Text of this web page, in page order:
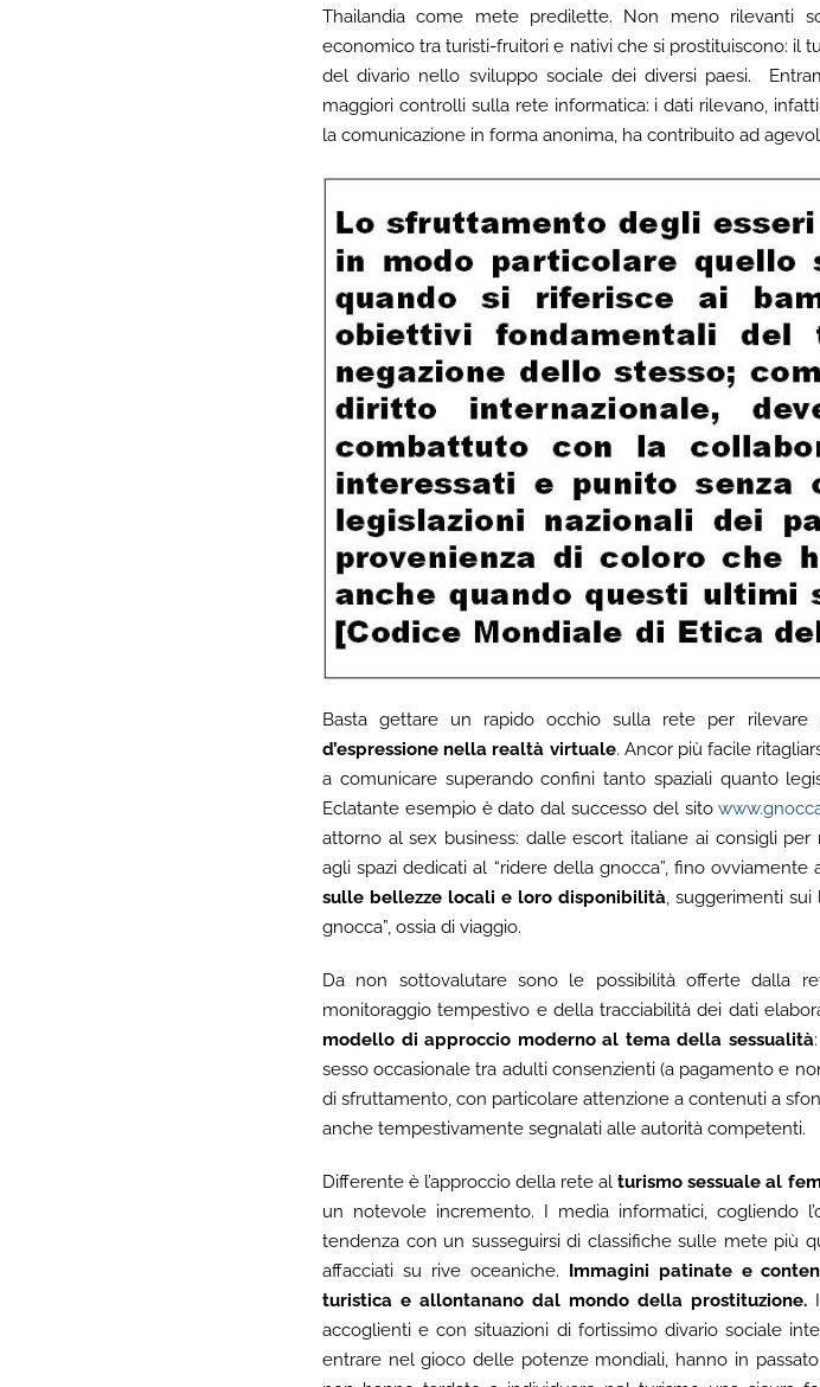
Thailandia come mete predilette. Non meno rilevanti
economico tra turisti-fruitori e nativi che si prostituiscono: il
del divario nello sviluppo sociale dei diversi paesi.
maggiori controlli sulla rete informatica: i dati rilevano,
la comunicazione in forma anonima, ha contribuito ad
Basta gettare un rapido occhio sulla rete per rilevare
d’espressione nella realtà virtuale. Ancor più facile
a comunicare superando confini tanto spaziali quanto
Eclatante esempio è dato dal successo del sito
attorno al sex business: dalle escort italiane ai consigli
agli spazi dedicati al “ridere della gnocca”, fino ovviamente
sulle bellezze locali e loro disponibilità, suggerimenti
gnocca”, ossia di viaggio.
Da non sottovalutare sono le possibilità offerte dalla
monitoraggio tempestivo e della tracciabilità dei dati
modello di approccio moderno al tema della sessualità
sesso occasionale tra adulti consenzienti (a pagamento e
di sfruttamento, con particolare attenzione a contenuti a
anche tempestivamente segnalati alle autorità competenti.
Differente è l’approccio della rete alturismo sessuale al
un notevole incremento. I media informatici, cogliendo
tendenza con un susseguirsi di classifiche sulle mete più
affacciati su rive oceaniche. Immagini patinate e
turistica e allontanano dal mondo della prostituzione.
accoglienti e con situazioni di fortissimo divario sociale
entrare nel gioco delle potenze mondiali, hanno in